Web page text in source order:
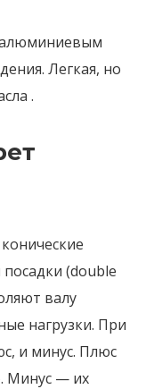
Легкая, но
.
конические
(double
валу
нагрузки. При
и минус. Плюс
Минус — их